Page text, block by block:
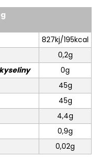
827kj/195kcal
0,2g
0g
45g
45g
4,4g
0,9g
0,02g